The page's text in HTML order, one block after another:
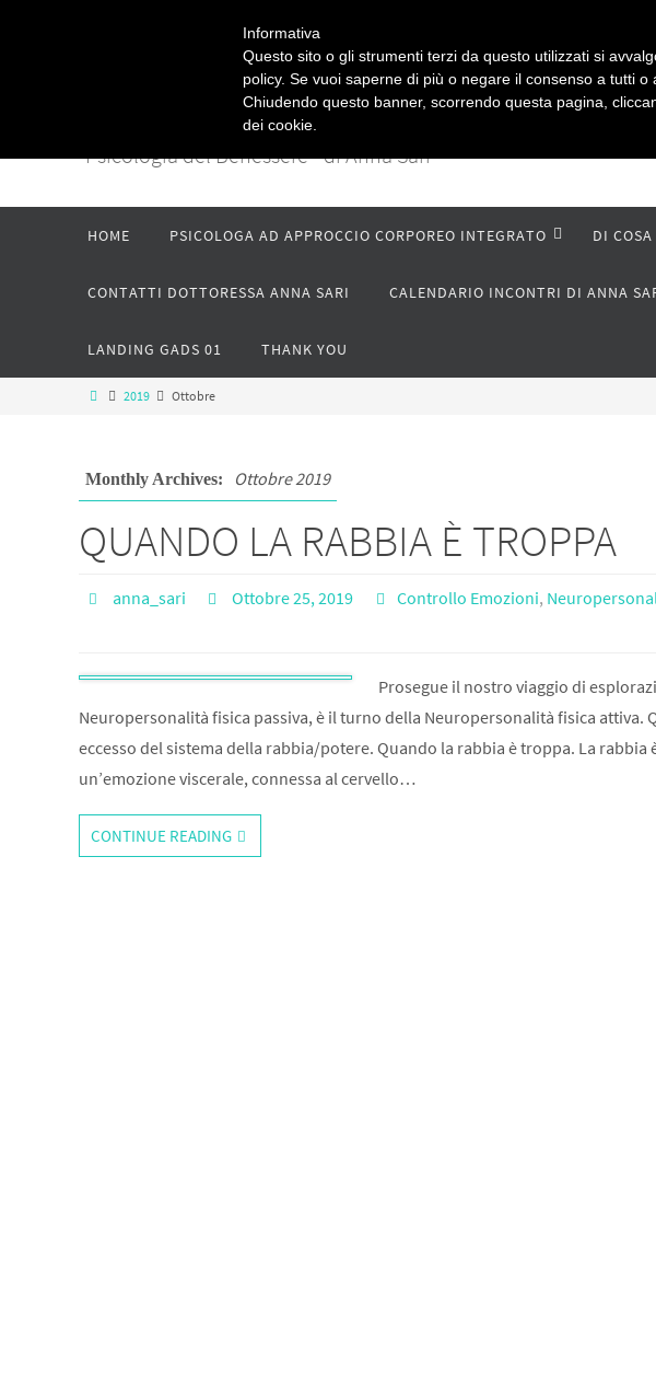
PSICOPRATICA
Psicologia del Benessere - di Anna Sari
HOME PSICOLOGA AD APPROCCIO CORPOREO INTEGRATO DI
CONTATTI DOTTORESSA ANNA SARI CALENDARIO INCONTRI DI ANNA
LANDING GADS 01 THANK YOU
2019 Ottobre
Monthly Archives: Ottobre 2019
QUANDO LA RABBIA È TROPPA
anna_sari Ottobre 25, 2019 Controllo Emozioni,
Prosegue il nostro viaggio di
Neuropersonalità fisica passiva, è il turno della Neuropersonalità fisica attiva.
eccesso del sistema della rabbia/potere. Quando la rabbia è troppa. La
un’emozione viscerale, connessa al cervello…
CONTINUE READING
Informativa
Questo sito o gli strumenti terzi da questo utilizzati si
policy. Se vuoi saperne di più o negare il consenso a tutti o
Chiudendo questo banner, scorrendo questa pagina,
dei cookie.